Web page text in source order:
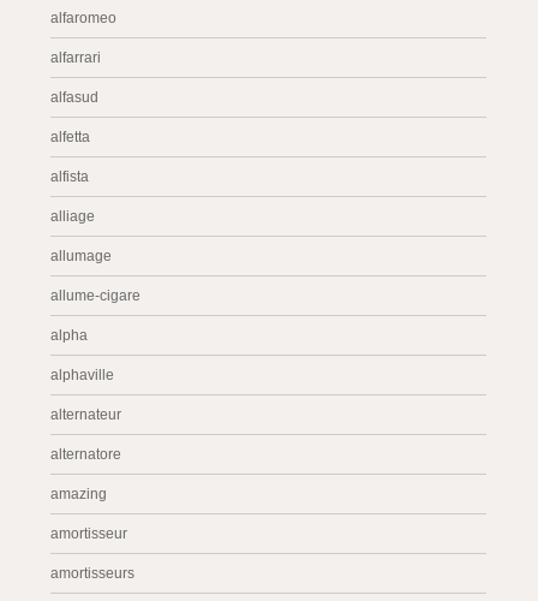
alfaromeo
alfarrari
alfasud
alfetta
alfista
alliage
allumage
allume-cigare
alpha
alphaville
alternateur
alternatore
amazing
amortisseur
amortisseurs